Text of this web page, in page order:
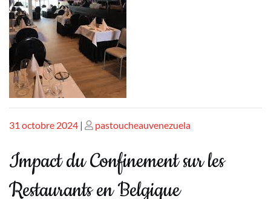
Publié
31 octobre 2024 | Publié
pastoucheauvenezuela
Impact du Confinement sur les
Restaurants en Belgique